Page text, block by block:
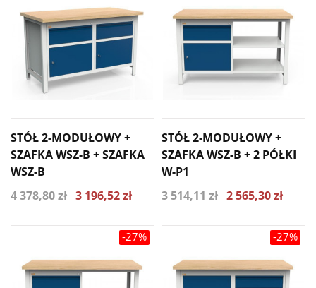
STÓŁ 2-MODUŁOWY +
SZAFKA WSZ-B + SZAFKA
WSZ-B
4 378,80 zł 3 196,52 zł
STÓŁ 2-MODUŁOWY +
SZAFKA WSZ-B + 2 PÓŁKI
W-P1
3 514,11 zł 2 565,30 zł
-27% -27%